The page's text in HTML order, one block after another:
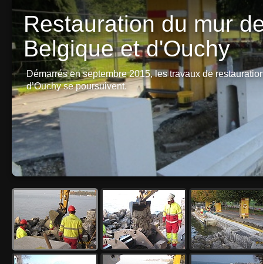
Restauration du mur
Belgique et d'Ouchy
Démarrés en septembre 2015, les travaux de
d’Ouchy se poursuivent.